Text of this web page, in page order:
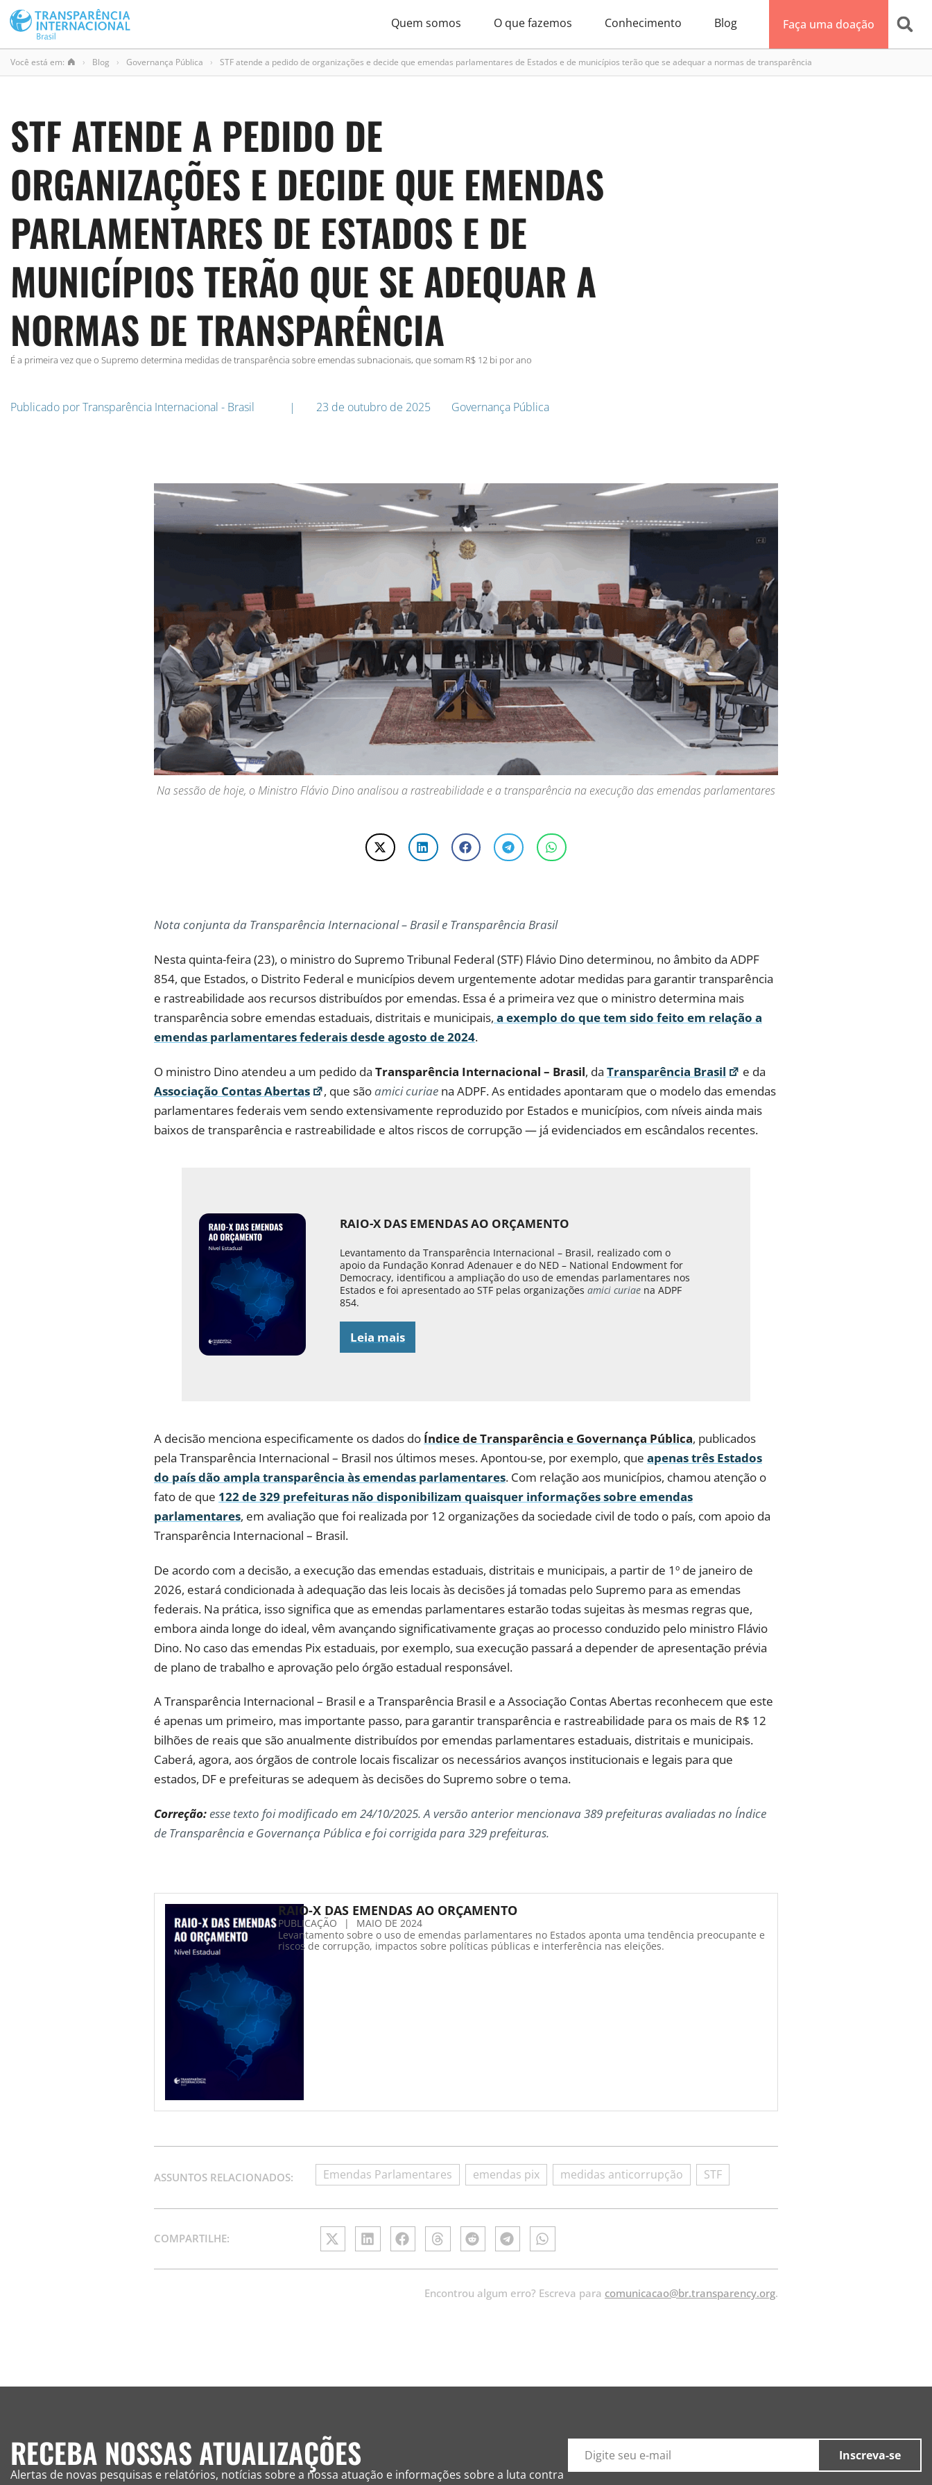
Quem somos O que fazemos Conhecimento Blog Faça uma doação
Você está em: › Blog › Governança Pública › STF atende a pedido de organizações e decide que emendas parlamentares de Estados e de municípios terão que se adequar a normas de transparência
STF ATENDE A PEDIDO DE
ORGANIZAÇÕES E DECIDE QUE EMENDAS
PARLAMENTARES DE ESTADOS E DE
MUNICÍPIOS TERÃO QUE SE ADEQUAR A
NORMAS DE TRANSPARÊNCIA
É a primeira vez que o Supremo determina medidas de transparência sobre emendas subnacionais, que somam R$ 12 bi por ano
Publicado porTransparência Internacional - Brasil | 23 de outubro de 2025 Governança Pública
Na sessão de hoje, o Ministro Flávio Dino analisou a rastreabilidade e a transparência na execução das emendas parlamentares
Nota conjunta da Transparência Internacional – Brasil e Transparência Brasil
Nesta quinta-feira (23), o ministro do Supremo Tribunal Federal (STF) Flávio Dino determinou, no âmbito da ADPF
854, que Estados, o Distrito Federal e municípios devem urgentemente adotar medidas para garantir transparência
e rastreabilidade aos recursos distribuídos por emendas. Essa é a primeira vez que o ministro determina mais
transparência sobre emendas estaduais, distritais e municipais, a exemplo do que tem sido feito em relação a
emendas parlamentares federais desde agosto de 2024.
O ministro Dino atendeu a um pedido da Transparência Internacional – Brasil, da Transparência Brasil
e da
Associação Contas Abertas
, que são amici curiae na ADPF. As entidades apontaram que o modelo das emendas
parlamentares federais vem sendo extensivamente reproduzido por Estados e municípios, com níveis ainda mais
baixos de transparência e rastreabilidade e altos riscos de corrupção — já evidenciados em escândalos recentes.
RAIO-X DAS EMENDAS AO ORÇAMENTO
Levantamento da Transparência Internacional – Brasil, realizado com o
apoio da Fundação Konrad Adenauer e do NED – National Endowment for
Democracy, identificou a ampliação do uso de emendas parlamentares nos
Estados e foi apresentado ao STF pelas organizaçõesamici curiae na ADPF
854.
Leia mais
A decisão menciona especificamente os dados do Índice de Transparência e Governança Pública, publicados
pela Transparência Internacional – Brasil nos últimos meses. Apontou-se, por exemplo, que apenas três Estados
do país dão ampla transparência às emendas parlamentares. Com relação aos municípios, chamou atenção o
fato de que 122 de 329 prefeituras não disponibilizam quaisquer informações sobre emendas
parlamentares, em avaliação que foi realizada por 12 organizações da sociedade civil de todo o país, com apoio da
Transparência Internacional – Brasil.
De acordo com a decisão, a execução das emendas estaduais, distritais e municipais, a partir de 1º de janeiro de
2026, estará condicionada à adequação das leis locais às decisões já tomadas pelo Supremo para as emendas
federais. Na prática, isso significa que as emendas parlamentares estarão todas sujeitas às mesmas regras que,
embora ainda longe do ideal, vêm avançando significativamente graças ao processo conduzido pelo ministro Flávio
Dino. No caso das emendas Pix estaduais, por exemplo, sua execução passará a depender de apresentação prévia
de plano de trabalho e aprovação pelo órgão estadual responsável.
A Transparência Internacional – Brasil e a Transparência Brasil e a Associação Contas Abertas reconhecem que este
é apenas um primeiro, mas importante passo, para garantir transparência e rastreabilidade para os mais de R$ 12
bilhões de reais que são anualmente distribuídos por emendas parlamentares estaduais, distritais e municipais.
Caberá, agora, aos órgãos de controle locais fiscalizar os necessários avanços institucionais e legais para que
estados, DF e prefeituras se adequem às decisões do Supremo sobre o tema.
Correção:esse texto foi modificado em 24/10/2025. A versão anterior mencionava 389 prefeituras avaliadas no Índice
de Transparência e Governança Pública e foi corrigida para 329 prefeituras.
RAIO-X DAS EMENDAS AO ORÇAMENTO
PUBLICAÇÃO |
MAIO DE 2024
Levantamento sobre o uso de emendas parlamentares no Estados aponta uma tendência preocupante e
riscos de corrupção, impactos sobre políticas públicas e interferência nas eleições.
ASSUNTOS RELACIONADOS: Emendas Parlamentares emendas pix medidas anticorrupção STF
COMPARTILHE:
Encontrou algum erro? Escreva para comunicacao@br.transparency.org.
RECEBA NOSSAS ATUALIZAÇÕES
Alertas de novas pesquisas e relatórios, notícias sobre a nossa atuação e informações sobre a luta contra